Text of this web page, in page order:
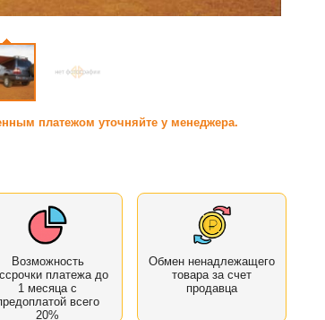
платежом уточняйте у менеджера.
Возможность
платежа до
1 месяца с
всего
20%
Обмен ненадлежащего
товара за счет
продавца